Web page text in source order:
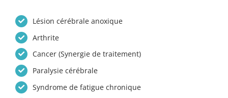
Lésion cérébrale anoxique
Arthrite
Cancer (Synergie de traitement)
Paralysie cérébrale
Syndrome de fatigue chronique